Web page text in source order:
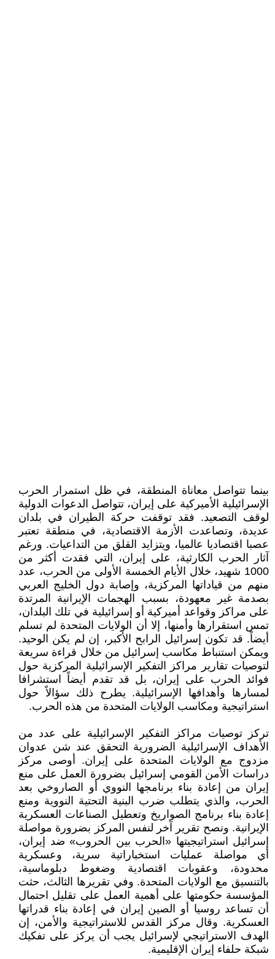
بينما تتواصل معاناة المنطقة، في ظل استمرار الحرب
الإسرائيلية الأميركية على إيران، تتواصل الدعوات الدولية
لوقف التصعيد. فقد توقفت حركة الطيران في بلدان
عديدة، وتصاعدت الأزمة الاقتصادية، في منطقة تعتبر
عصبا اقتصاديا عالميا، ويتزايد القلق من التداعيات. ورغم
آثار الحرب الكارثية، على إيران، التي فقدت أكثر من
1000 شهيد، خلال الأيام الخمسة الأولى من الحرب، عدد
منهم من قياداتها المركزية، وإصابة دول الخليج العربي
بصدمة غير معهودة، بسبب الهجمات الإيرانية المرتدة
على مراكز وقواعد أميركية أو إسرائيلية في تلك البلدان،
تمس استقرارها وأمنها، إلا أن الولايات المتحدة لم تسلم
أيضاً. قد تكون إسرائيل الرابح الأكبر، إن لم يكن الوحيد.
ويمكن استنباط مكاسب إسرائيل من خلال قراءة سريعة
لتوصيات تقارير مراكز التفكير الإسرائيلية المركزية حول
فوائد الحرب على إيران، بل قد تقدم أيضاً استشرافا
لمسارها وأهدافها الإسرائيلية. يطرح ذلك سؤالاً حول
استراتيجية ومكاسب الولايات المتحدة من هذه الحرب.
تركز توصيات مراكز التفكير الإسرائيلية على عدد من
الأهداف الإسرائيلية الضرورية التحقق عند شن عدوان
مزدوج مع الولايات المتحدة على إيران. أوصى مركز
دراسات الأمن القومي إسرائيل بضرورة العمل على منع
إيران من إعادة بناء برنامجها النووي أو الصاروخي بعد
الحرب، والذي يتطلب ضرب البنية التحتية النووية ومنع
إعادة بناء برنامج الصواريخ وتعطيل الصناعات العسكرية
الإيرانية. ونصح تقرير آخر لنفس المركز بضرورة مواصلة
إسرائيل استراتيجيتها «الحرب بين الحروب» ضد إيران،
أي مواصلة عمليات استخباراتية سرية، وعسكرية
محدودة، وعقوبات اقتصادية وضغوط دبلوماسية،
بالتنسيق مع الولايات المتحدة. وفي تقريرها الثالث، حثت
المؤسسة حكومتها على أهمية العمل على تقليل احتمال
أن تساعد روسيا أو الصين إيران في إعادة بناء قدراتها
العسكرية. وقال مركز القدس للاستراتيجية والأمن، إن
الهدف الاستراتيجي لإسرائيل يجب أن يركز على تفكيك
شبكة حلفاء إيران الإقليمية.